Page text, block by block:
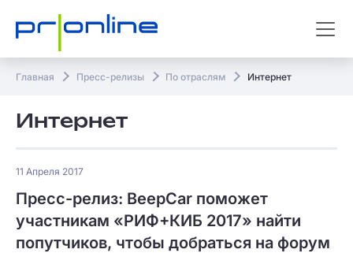
Главная Пресс-релизы По отраслям Интернет
Интернет
11 Апреля 2017
Пресс-релиз: BeepCar поможет
участникам «РИФ+КИБ 2017» найти
попутчиков, чтобы добраться на форум